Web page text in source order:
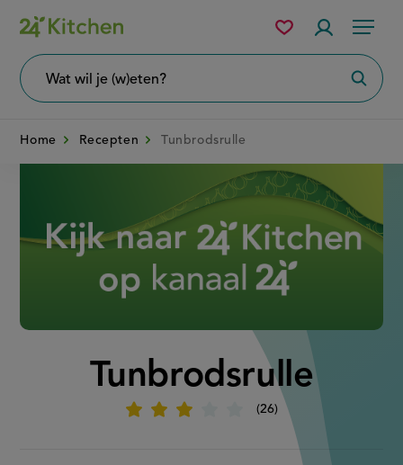
Overslaan
en
naar
Menu
wil
Mijn
bewaarde
Home Recepten Tunbrodsrulle
Tunbrodsrulle
26